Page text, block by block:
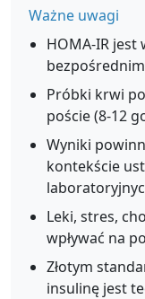
Ważne uwagi
HOMA-IR jest
Próbki krwi
poście (8-12
Wyniki
kontekście
Leki, stres,
wpływać na
Złotym
insulinę jest